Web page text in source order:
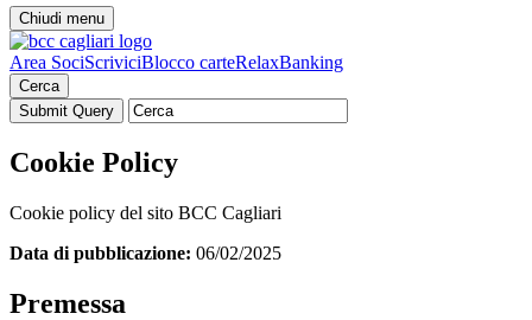
Chiudi menu
Area SociScriviciBlocco carteRelaxBanking
Cerca
Cookie Policy
Cookie policy del sito BCC Cagliari
Data di pubblicazione: 06/02/2025
Premessa